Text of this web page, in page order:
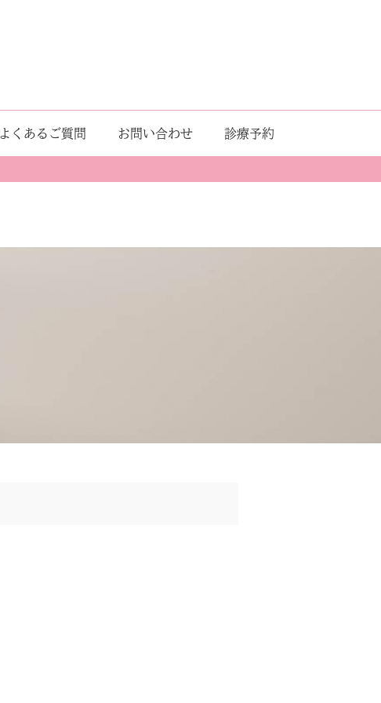
よくあるご質問 お問い合わせ 診療予約